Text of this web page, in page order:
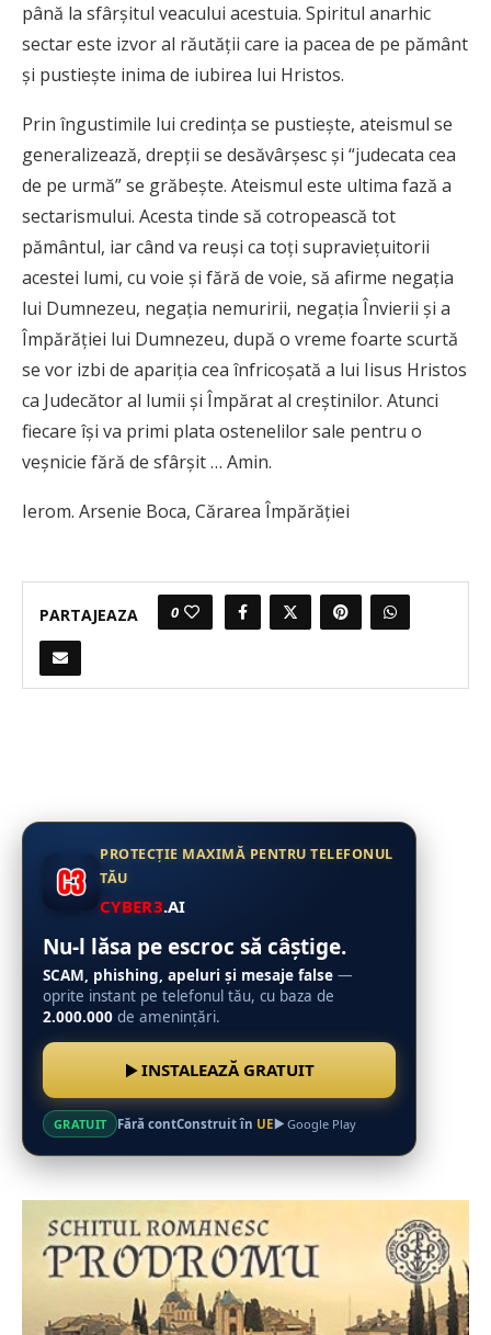
până la sfârşitul veacului acestuia. Spiritul anarhic
sectar este izvor al răutăţii care ia pacea de pe pământ
şi pustieşte inima de iubirea lui Hristos.
Prin îngustimile lui credinţa se pustieşte, ateismul se
generalizează, drepţii se desăvârşesc şi “judecata cea
de pe urmă” se grăbeşte. Ateismul este ultima fază a
sectarismului. Acesta tinde să cotropească tot
pământul, iar când va reuşi ca toţi supravieţuitorii
acestei lumi, cu voie şi fără de voie, să afirme negaţia
lui Dumnezeu, negaţia nemuririi, negaţia Învierii şi a
Împărăţiei lui Dumnezeu, după o vreme foarte scurtă
se vor izbi de apariţia cea înfricoşată a lui Iisus Hristos
ca Judecător al lumii şi Împărat al creştinilor. Atunci
fiecare îşi va primi plata ostenelilor sale pentru o
veşnicie fără de sfârşit … Amin.
Ierom. Arsenie Boca, Cărarea Împărăției
PARTAJEAZA 0
PROTECȚIE MAXIMĂ PENTRU TELEFONUL
TĂU
CYBER3.AI
Nu-l lăsa pe escroc să câștige.
SCAM, phishing, apeluri și mesaje false —
oprite instant pe telefonul tău, cu baza de
2.000.000 de amenințări.
INSTALEAZĂ GRATUIT
GRATUIT Fără contConstruit în UE Google Play